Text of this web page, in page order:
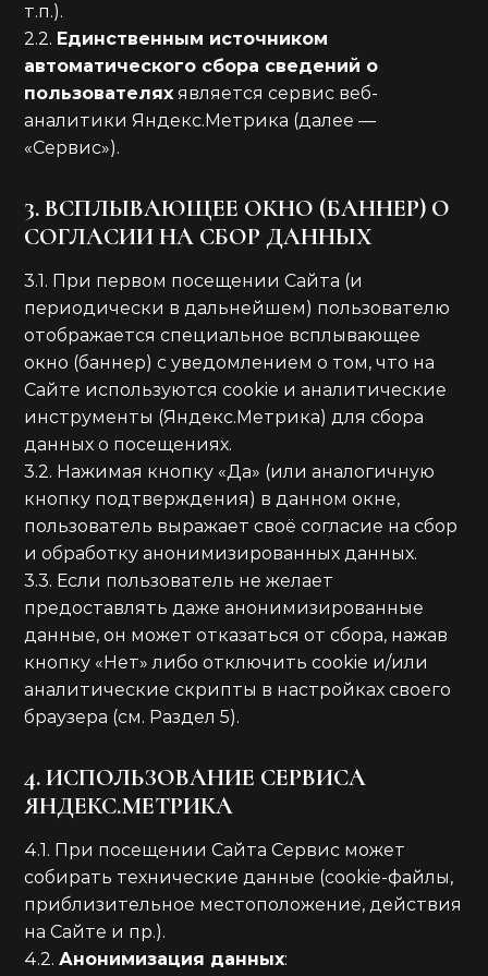
т.п.).
2.2. Единственным источником
автоматического сбора сведений о
пользователяхявляется сервис веб-
аналитики Яндекс.Метрика (далее —
«Сервис»).
3. ВСПЛЫВАЮЩЕЕ ОКНО (БАННЕР) О
СОГЛАСИИ НА СБОР ДАННЫХ
3.1. При первом посещении Сайта (и
периодически в дальнейшем) пользователю
отображается специальное всплывающее
окно (баннер) с уведомлением о том, что на
Сайте используются cookie и аналитические
инструменты (Яндекс.Метрика) для сбора
данных о посещениях.
3.2. Нажимая кнопку «Да» (или аналогичную
кнопку подтверждения) в данном окне,
пользователь выражает своё согласие на сбор
и обработку анонимизированных данных.
3.3. Если пользователь не желает
предоставлять даже анонимизированные
данные, он может отказаться от сбора, нажав
кнопку «Нет» либо отключить cookie и/или
аналитические скрипты в настройках своего
браузера (см. Раздел 5).
4. ИСПОЛЬЗОВАНИЕ СЕРВИСА
ЯНДЕКС.МЕТРИКА
4.1. При посещении Сайта Сервис может
собирать технические данные (cookie-файлы,
приблизительное местоположение, действия
на Сайте и пр.).
4.2.Анонимизация данных: